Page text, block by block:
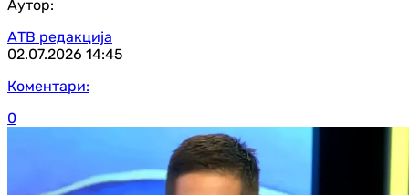
Аутор:
АТВ редакција
02.07.2026 14:45
Коментари:
0